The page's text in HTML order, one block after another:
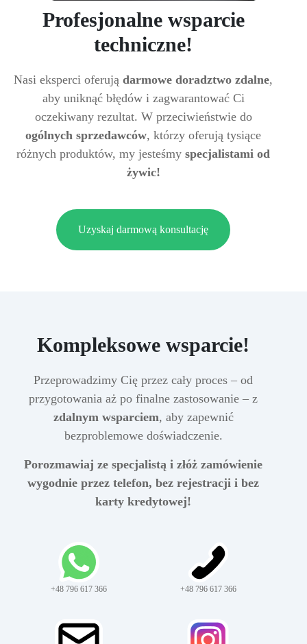
Profesjonalne wsparcie
techniczne!
Nasi eksperci oferują darmowe doradztwo zdalne,
aby uniknąć błędów i zagwarantować Ci
oczekiwany rezultat. W przeciwieństwie do
ogólnych sprzedawców, którzy oferują tysiące
różnych produktów, my jesteśmy specjalistami od
żywic!
Uzyskaj darmową konsultację
Kompleksowe wsparcie!
Przeprowadzimy Cię przez cały proces – od
przygotowania aż po finalne zastosowanie – z
zdalnym wsparciem, aby zapewnić
bezproblemowe doświadczenie.
Porozmawiaj ze specjalistą i złóż zamówienie
wygodnie przez telefon, bez rejestracji i bez
karty kredytowej!
+48 796 617 366 +48 796 617 366